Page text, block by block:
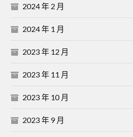
2024 年 2 月
2024 年 1 月
2023 年 12 月
2023 年 11 月
2023 年 10 月
2023 年 9 月